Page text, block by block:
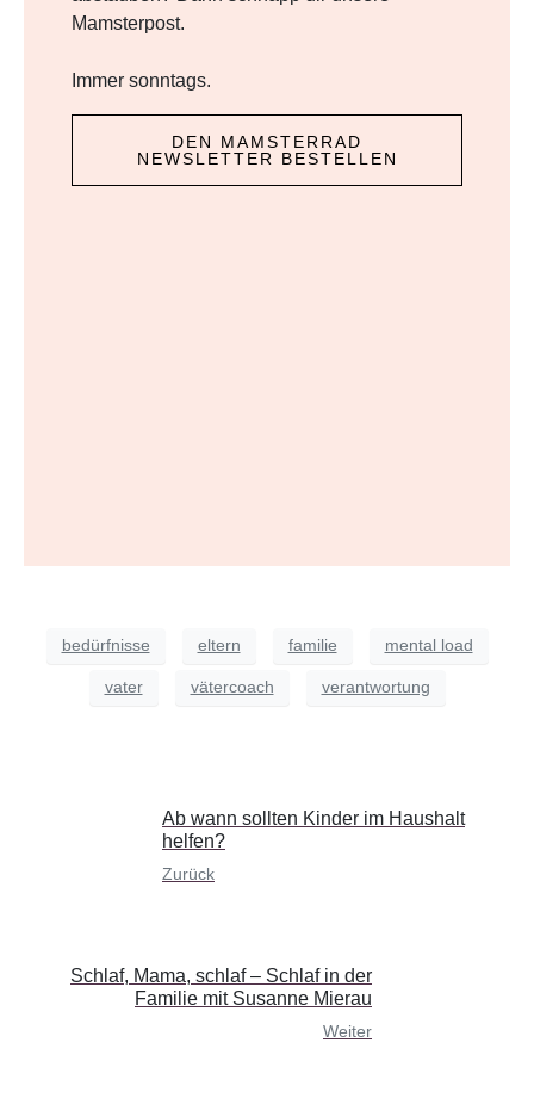
Mamsterpost.
Immer sonntags.
DEN MAMSTERRAD
NEWSLETTER BESTELLEN
bedürfnisse eltern familie mental load
vater vätercoach verantwortung
Ab wann sollten Kinder im Haushalt
helfen?
Zurück
Schlaf, Mama, schlaf – Schlaf in der
Familie mit Susanne Mierau
Weiter